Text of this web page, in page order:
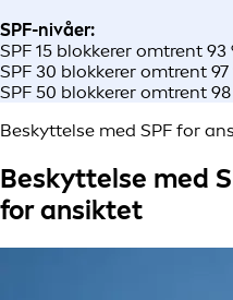
SPF-nivåer:
SPF 15 blokkerer omtrent
SPF 30 blokkerer omtrent
SPF 50 blokkerer omtrent
Beskyttelse med SPF for
Beskyttelse med
for ansiktet